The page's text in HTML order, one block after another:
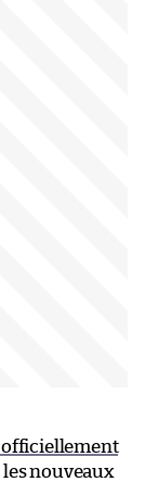
officiellement
les nouveaux